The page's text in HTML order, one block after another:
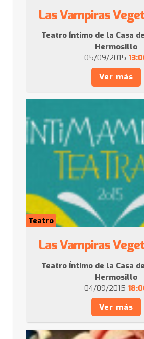
Las Vampiras
Teatro Íntimo de la Casa
Hermosillo
05/09/2015
Ver más
Teatro
Las Vampiras
Teatro Íntimo de la Casa
Hermosillo
04/09/2015
Ver más